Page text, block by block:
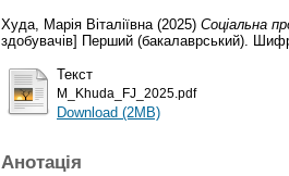
Худа, Марія Віталіївна (2025) Соціальна
здобувачів] Перший (бакалаврський).
Текст
M_Khuda_FJ_2025.pdf
Download (2MB)
Анотація